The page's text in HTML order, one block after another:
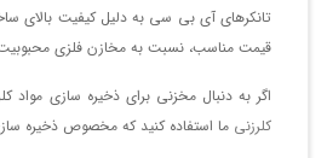
تانکرهای آی بی سی به دلیل کیفیت بالای
قیمت مناسب، نسبت به مخازن فلزی محبوبیت
اگر به دنبال مخزنی برای ذخیره سازی مواد
کلرزنی ما استفاده کنید که مخصوص ذخیره